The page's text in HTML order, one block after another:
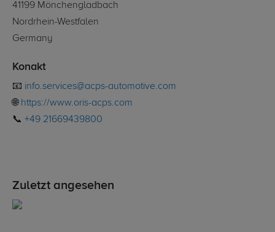
41199 Mönchengladbach
Nordrhein-Westfalen
Germany
Konakt
📧 info.services@acps-automotive.com
🌐 https://www.oris-acps.com
📞 +49 21669439800
Zuletzt angesehen